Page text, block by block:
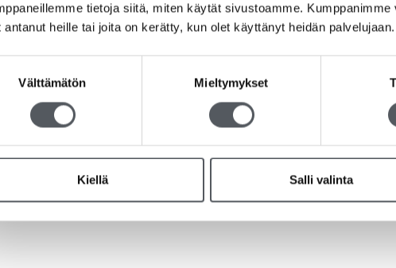
tietoja siitä, miten käytät sivustoamme.
antanut heille tai joita on kerätty, kun olet käyttänyt heidän palvelujaan.
Välttämätön Mieltymykset
Kiellä Salli valinta
poistoon.
litraan vettä. Puhdista pinnat.
5ml litraan vettä.
annostelulaitetta, -pumppua tai -mittaa.
ja Ionittomia tensidejä, <5% polykarboksylaattia, hajustetta, Sodium
täältä: